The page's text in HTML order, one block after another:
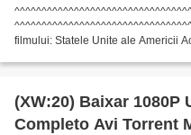
filmului: Statele Unite ale Americii
(XW:20) Baixar 1080P
Completo Avi Torrent